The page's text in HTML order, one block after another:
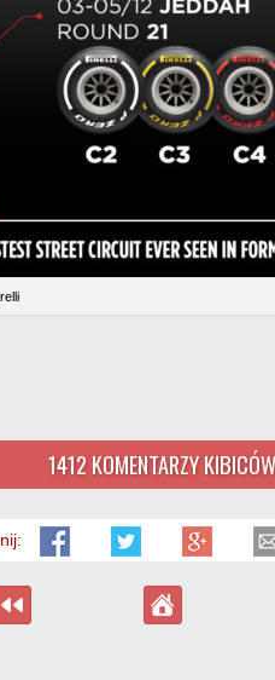
1412 KOMENTARZY KIBICÓW